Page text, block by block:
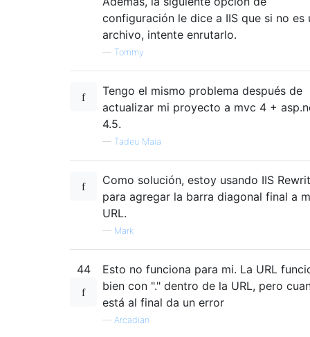
configuración le dice a IIS que si no es
archivo, intente enrutarlo.
— Tommy
Tengo el mismo problema después de
actualizar mi proyecto a mvc 4 +
4.5.
— Tadeu Maia
Como solución, estoy usando IIS
para agregar la barra diagonal final a
URL.
— Mark
44
Esto no funciona para mi. La URL
bien con "." dentro de la URL, pero
está al final da un error
— Arcadian